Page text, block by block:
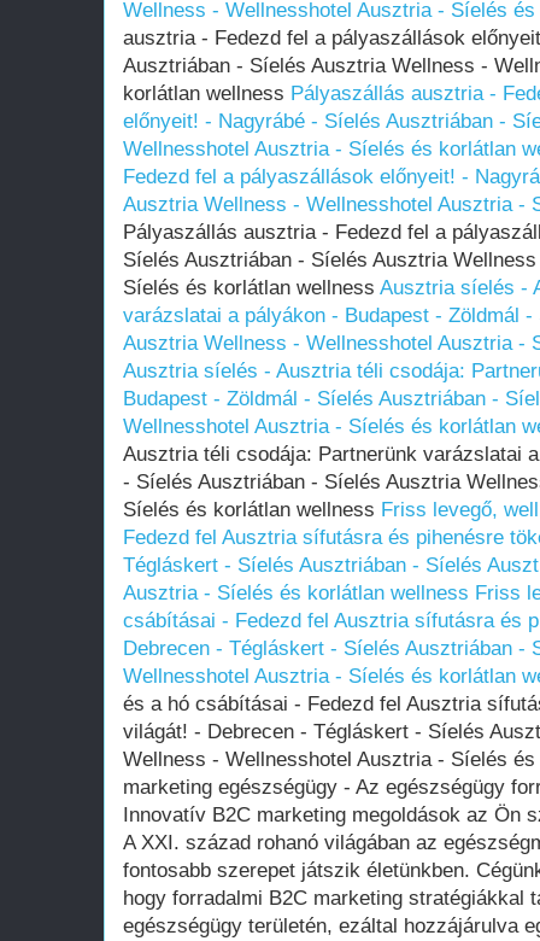
Wellness - Wellnesshotel Ausztria - Síelés
ausztria - Fedezd fel a pályaszállások
Ausztriában - Síelés Ausztria Wellness -
korlátlan wellness Pályaszállás ausztria -
előnyeit! - Nagyrábé - Síelés Ausztriában -
Wellnesshotel Ausztria - Síelés és korlátlan
Fedezd fel a pályaszállások előnyeit! -
Ausztria Wellness - Wellnesshotel Ausztria -
Pályaszállás ausztria - Fedezd fel a
Síelés Ausztriában - Síelés Ausztria
Síelés és korlátlan wellness Ausztria síelés -
varázslatai a pályákon - Budapest - Zöldmál
Ausztria Wellness - Wellnesshotel Ausztria -
Ausztria síelés - Ausztria téli csodája:
Budapest - Zöldmál - Síelés Ausztriában -
Wellnesshotel Ausztria - Síelés és korlátlan
Ausztria téli csodája: Partnerünk varázslatai
- Síelés Ausztriában - Síelés Ausztria
Síelés és korlátlan wellness Friss levegő,
Fedezd fel Ausztria sífutásra és pihenésre
Tégláskert - Síelés Ausztriában - Síelés
Ausztria - Síelés és korlátlan wellness Friss
csábításai - Fedezd fel Ausztria sífutásra és
Debrecen - Tégláskert - Síelés Ausztriában -
Wellnesshotel Ausztria - Síelés és korlátlan
és a hó csábításai - Fedezd fel Ausztria
világát! - Debrecen - Tégláskert - Síelés
Wellness - Wellnesshotel Ausztria - Síelés
marketing egészségügy - Az egészségügy
Innovatív B2C marketing megoldások az Ön
A XXI. század rohanó világában az
fontosabb szerepet játszik életünkben.
hogy forradalmi B2C marketing stratégiákkal
egészségügy területén, ezáltal hozzájárulva